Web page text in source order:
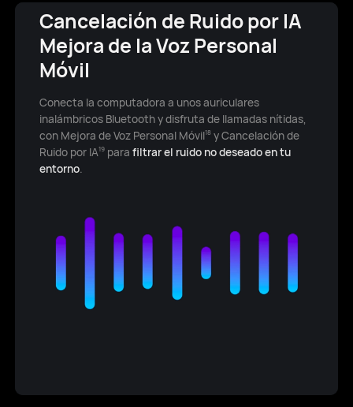
Cancelación de Ruido por IA
Mejora de la Voz Personal
Móvil
Conecta la computadora a unos auriculares
inalámbricos Bluetooth y disfruta de llamadas nítidas,
con Mejora de Voz Personal Móvil18y Cancelación de
Ruido por IA19para filtrar el ruido no deseado en tu
entorno.